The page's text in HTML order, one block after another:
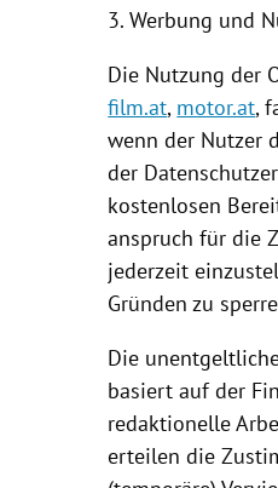
3. Werbung und
Die Nutzung der
film.at, motor.at,
wenn der Nutzer
der
kostenlosen
anspruch für die
jederzeit
Gründen zu
Die
basiert auf der
redaktionelle
erteilen die